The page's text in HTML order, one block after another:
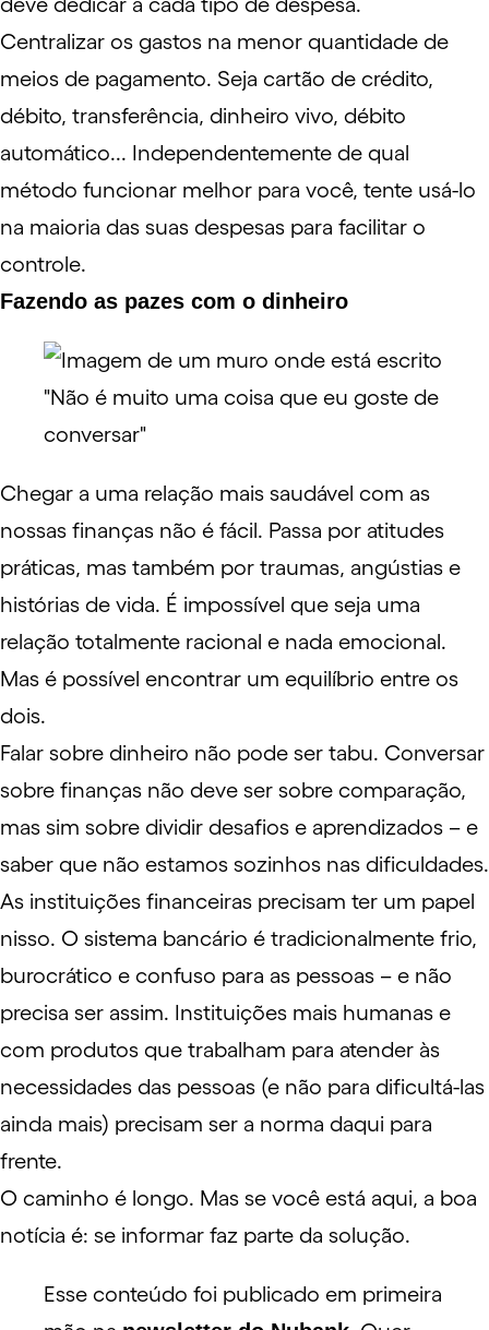
Centralizar os gastos na menor quantidade de
meios de pagamento. Seja cartão de crédito,
débito, transferência, dinheiro vivo, débito
automático... Independentemente de qual
método funcionar melhor para você, tente usá-lo
na maioria das suas despesas para facilitar o
controle.
Fazendo as pazes com o dinheiro
Chegar a uma relação mais saudável com as
nossas finanças não é fácil. Passa por atitudes
práticas, mas também por traumas, angústias e
histórias de vida. É impossível que seja uma
relação totalmente racional e nada emocional.
Mas é possível encontrar um equilíbrio entre os
dois.
Falar sobre dinheiro não pode ser tabu. Conversar
sobre finanças não deve ser sobre comparação,
mas sim sobre dividir desafios e aprendizados – e
saber que não estamos sozinhos nas dificuldades.
As instituições financeiras precisam ter um papel
nisso. O sistema bancário é tradicionalmente frio,
burocrático e confuso para as pessoas – e não
precisa ser assim. Instituições mais humanas e
com produtos que trabalham para atender às
necessidades das pessoas (e não para dificultá-las
ainda mais) precisam ser a norma daqui para
frente.
O caminho é longo. Mas se você está aqui, a boa
notícia é: se informar faz parte da solução.
Esse conteúdo foi publicado em primeira